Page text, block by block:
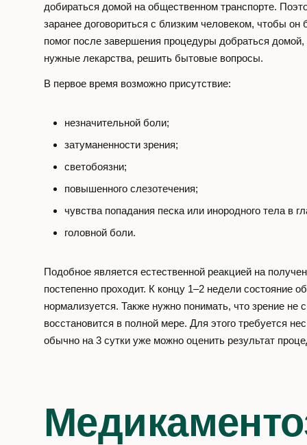
добираться домой на общественном транспорте.
заранее договориться с близким человеком, чтобы
помог после завершения процедуры добраться домой,
нужные лекарства, решить бытовые вопросы.
В первое время возможно присутствие:
незначительной боли;
затуманенности зрения;
светобоязни;
повышенного слезотечения;
чувства попадания песка или инородного тела в
головной боли.
Подобное является естественной реакцией на
постепенно проходит. К концу 1–2 недели состояние
нормализуется. Также нужно понимать, что зрение не
восстановится в полной мере. Для этого требуется
обычно на 3 сутки уже можно оценить результат